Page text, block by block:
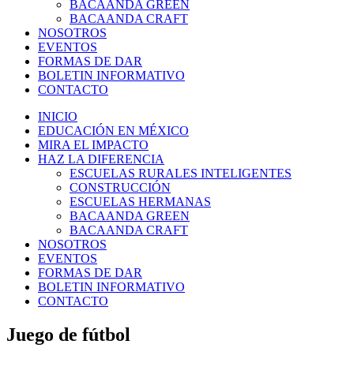
BACAANDA GREEN
BACAANDA CRAFT
NOSOTROS
EVENTOS
FORMAS DE DAR
BOLETIN INFORMATIVO
CONTACTO
INICIO
EDUCACIÓN EN MÉXICO
MIRA EL IMPACTO
HAZ LA DIFERENCIA
ESCUELAS RURALES INTELIGENTES
CONSTRUCCIÓN
ESCUELAS HERMANAS
BACAANDA GREEN
BACAANDA CRAFT
NOSOTROS
EVENTOS
FORMAS DE DAR
BOLETIN INFORMATIVO
CONTACTO
Juego de fútbol